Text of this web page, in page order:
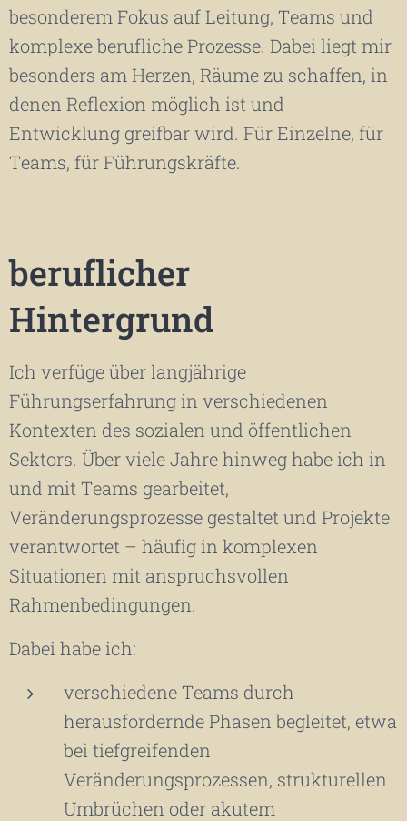
besonderem Fokus auf Leitung, Teams und
komplexe berufliche Prozesse. Dabei liegt mir
besonders am Herzen, Räume zu schaffen, in
denen Reflexion möglich ist und
Entwicklung greifbar wird. Für Einzelne, für
Teams, für Führungskräfte.
beruflicher
Hintergrund
Ich verfüge über langjährige
Führungserfahrung in verschiedenen
Kontexten des sozialen und öffentlichen
Sektors. Über viele Jahre hinweg habe ich in
und mit Teams gearbeitet,
Veränderungsprozesse gestaltet und Projekte
verantwortet – häufig in komplexen
Situationen mit anspruchsvollen
Rahmenbedingungen.
Dabei habe ich:
verschiedene Teams durch
herausfordernde Phasen begleitet, etwa
bei tiefgreifenden
Veränderungsprozessen, strukturellen
Umbrüchen oder akutem